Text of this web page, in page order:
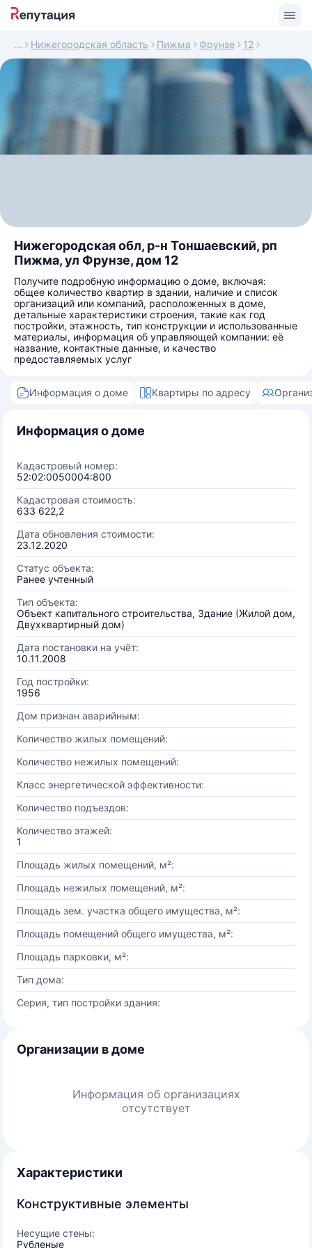
Нижегородская область Пижма Фрунзе 12
Нижегородская обл, р-н Тоншаевский, рп
Пижма, ул Фрунзе, дом 12
Получите подробную информацию о доме, включая:
общее количество квартир в здании, наличие и список
организаций или компаний, расположенных в доме,
детальные характеристики строения, такие как год
постройки, этажность, тип конструкции и использованные
материалы, информация об управляющей компании: её
название, контактные данные, и качество
предоставляемых услуг
Информация о доме Квартиры по адресу
Информация о доме
Кадастровый номер:
52:02:0050004:800
Кадастровая стоимость:
633 622,2
Дата обновления стоимости:
23.12.2020
Статус объекта:
Ранее учтенный
Тип объекта:
Объект капитального строительства, Здание (Жилой дом,
Двухквартирный дом)
Дата постановки на учёт:
10.11.2008
Год постройки:
1956
Дом признан аварийным:
Количество жилых помещений:
Количество нежилых помещений:
Класс энергетической эффективности:
Количество подъездов:
Количество этажей:
1
Площадь жилых помещений, м²:
Площадь нежилых помещений, м²:
Площадь зем. участка общего имущества, м²:
Площадь помещений общего имущества, м²:
Площадь парковки, м²:
Тип дома:
Серия, тип постройки здания:
Организации в доме
Информация об организациях
отсутствует
Характеристики
Конструктивные элементы
Несущие стены:
Рубленые